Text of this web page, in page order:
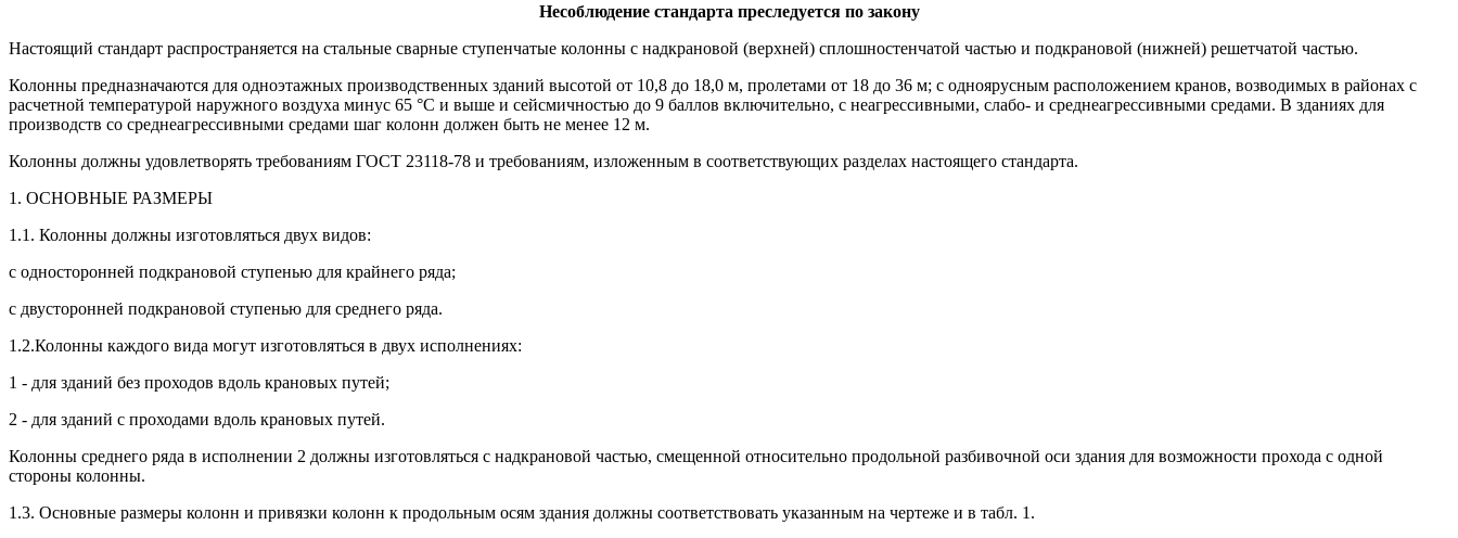
Несоблюдение стандарта преследуется по закону
Настоящий стандарт распространяется на стальные сварные ступенчатые колонны с надкрановой (верхней) сплошностенчатой частью и подкрановой (нижней) решетчатой частью.
Колонны предназначаются для одноэтажных производственных зданий высотой от 10,8 до 18,0 м, пролетами от 18 до 36 м; с одноярусным расположением кранов, возводимых в районах с
расчетной температурой наружного воздуха минус 65 °С и выше и сейсмичностью до 9 баллов включительно, с неагрессивными, слабо- и среднеагрессивными средами. В зданиях для
производств со среднеагрессивными средами шаг колонн должен быть не менее 12 м.
Колонны должны удовлетворять требованиям ГОСТ 23118-78 и требованиям, изложенным в соответствующих разделах настоящего стандарта.
1. ОСНОВНЫЕ РАЗМЕРЫ
1.1. Колонны должны изготовляться двух видов:
с односторонней подкрановой ступенью для крайнего ряда;
с двусторонней подкрановой ступенью для среднего ряда.
1.2.Колонны каждого вида могут изготовляться в двух исполнениях:
1 - для зданий без проходов вдоль крановых путей;
2 - для зданий с проходами вдоль крановых путей.
Колонны среднего ряда в исполнении 2 должны изготовляться с надкрановой частью, смещенной относительно продольной разбивочной оси здания для возможности прохода с одной
стороны колонны.
1.3. Основные размеры колонн и привязки колонн к продольным осям здания должны соответствовать указанным на чертеже и в табл. 1.